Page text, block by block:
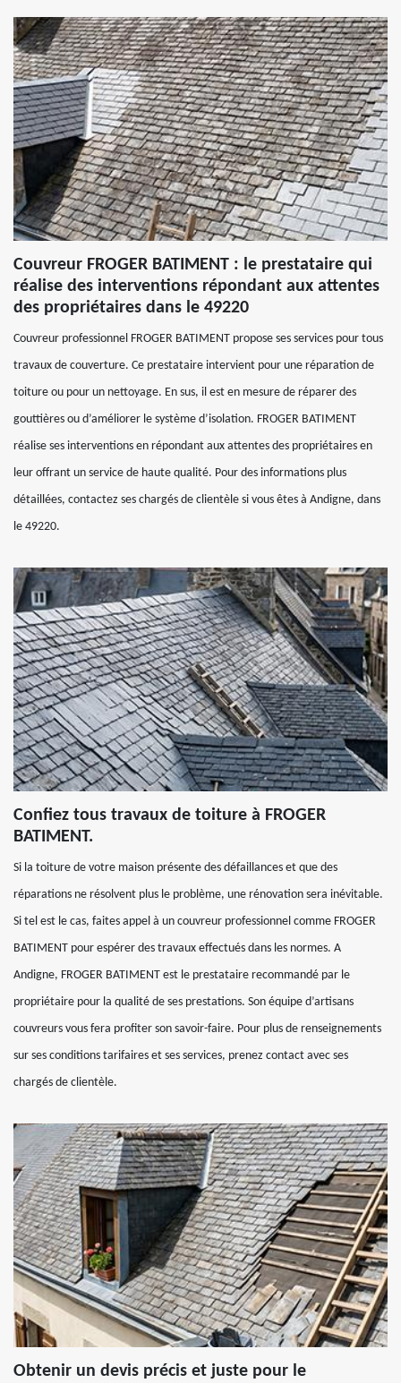
Couvreur FROGER BATIMENT : le prestataire qui
réalise des interventions répondant aux attentes
des propriétaires dans le 49220
Couvreur professionnel FROGER BATIMENT propose ses services pour tous
travaux de couverture. Ce prestataire intervient pour une réparation de
toiture ou pour un nettoyage. En sus, il est en mesure de réparer des
gouttières ou d’améliorer le système d’isolation. FROGER BATIMENT
réalise ses interventions en répondant aux attentes des propriétaires en
leur offrant un service de haute qualité. Pour des informations plus
détaillées, contactez ses chargés de clientèle si vous êtes à Andigne, dans
le 49220.
Confiez tous travaux de toiture à FROGER
BATIMENT.
Si la toiture de votre maison présente des défaillances et que des
réparations ne résolvent plus le problème, une rénovation sera inévitable.
Si tel est le cas, faites appel à un couvreur professionnel comme FROGER
BATIMENT pour espérer des travaux effectués dans les normes. A
Andigne, FROGER BATIMENT est le prestataire recommandé par le
propriétaire pour la qualité de ses prestations. Son équipe d’artisans
couvreurs vous fera profiter son savoir-faire. Pour plus de renseignements
sur ses conditions tarifaires et ses services, prenez contact avec ses
chargés de clientèle.
Obtenir un devis précis et juste pour le